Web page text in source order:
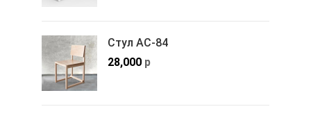
Стул АС-84
28,000 р